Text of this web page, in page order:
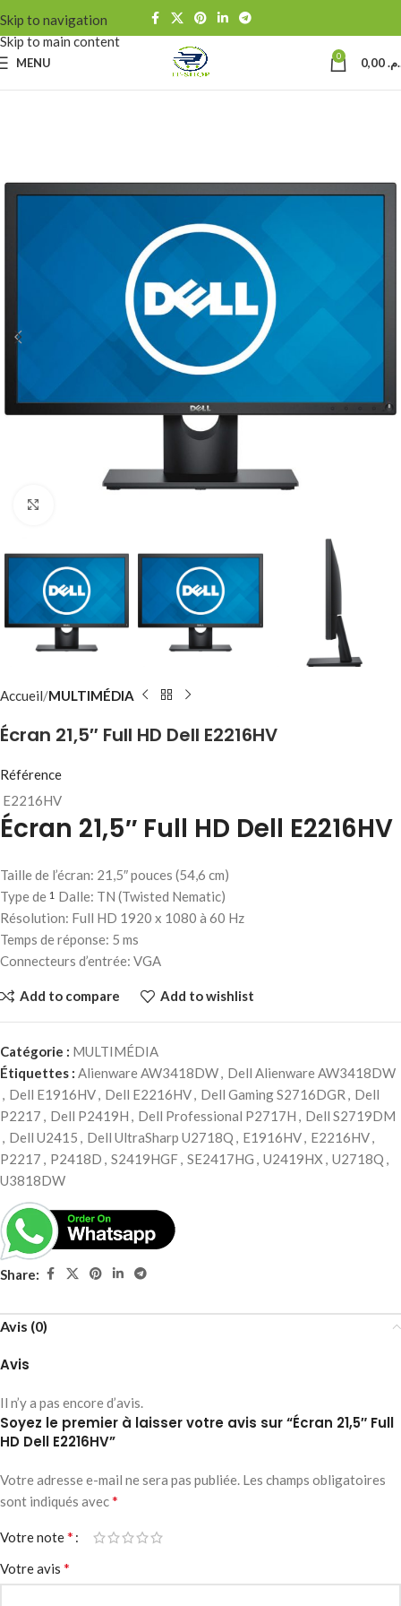
Skip to navigation
Skip to main content
MENU 0
Accueil MULTIMÉDIA
Écran 21,5″ Full HD Dell E2216HV
Référence
E2216HV
Écran 21,5″ Full HD Dell E2216HV
Taille de l’écran: 21,5″ pouces (54,6 cm)
Type de 1 Dalle: TN (Twisted Nematic)
Résolution: Full HD 1920 x 1080 à 60 Hz
Temps de réponse: 5 ms
Connecteurs d’entrée: VGA
Add to compare Add to wishlist
Catégorie : MULTIMÉDIA
Étiquettes : Alienware AW3418DW, Dell Alienware AW3418DW
, Dell E1916HV, Dell E2216HV, Dell Gaming S2716DGR , Dell
P2217 , Dell P2419H , Dell Professional P2717H , Dell S2719DM
, Dell U2415 , Dell UltraSharp U2718Q , E1916HV, E2216HV,
P2217 , P2418D , S2419HGF, SE2417HG , U2419HX , U2718Q ,
U3818DW
Share:
Avis (0)
Avis
Il n’y a pas encore d’avis.
Soyez le premier à laisser votre avis sur “Écran 21,5″ Full
HD Dell E2216HV”
Votre adresse e-mail ne sera pas publiée. Les champs obligatoires
sont indiqués avec*
Votre note*
Votre avis *